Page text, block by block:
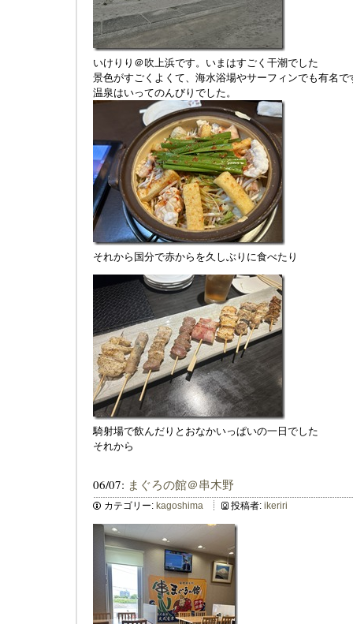
いけりり＠吹上浜です。いまはすごく干潮でした
景色がすごくよくて、海水浴場やサーフィンでも有名で
温泉はいってのんびりでした。
それから国分で赤からを久しぶりに食べたり
騎射場で飲んだりとおなかいっぱいの一日でした
それから
06/07: まぐろの館＠串木野
カテゴリー: kagoshima 投稿者: ikeriri